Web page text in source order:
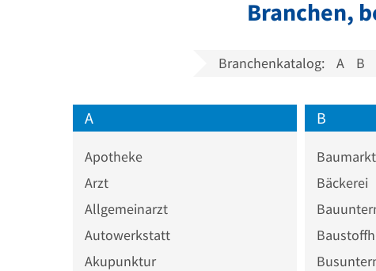
Branchen,
Branchenkatalog: A B
A
Apotheke
Arzt
Allgemeinarzt
Autowerkstatt
Akupunktur
B
Baumarkt
Bäckerei